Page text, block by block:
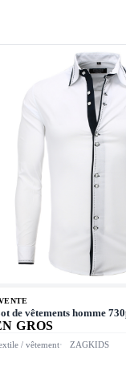
de vêtements homme
GROS
/ vêtement ZAGKIDS